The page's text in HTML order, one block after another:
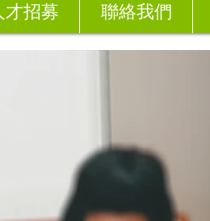
才招募 聯絡我們